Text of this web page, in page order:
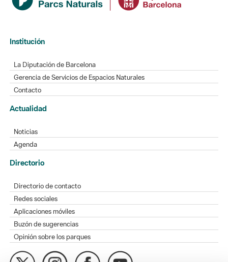
Institución
La Diputación de Barcelona
Gerencia de Servicios de Espacios Naturales
Contacto
Actualidad
Noticias
Agenda
Directorio
Directorio de contacto
Redes sociales
Aplicaciones móviles
Buzón de sugerencias
Opinión sobre los parques